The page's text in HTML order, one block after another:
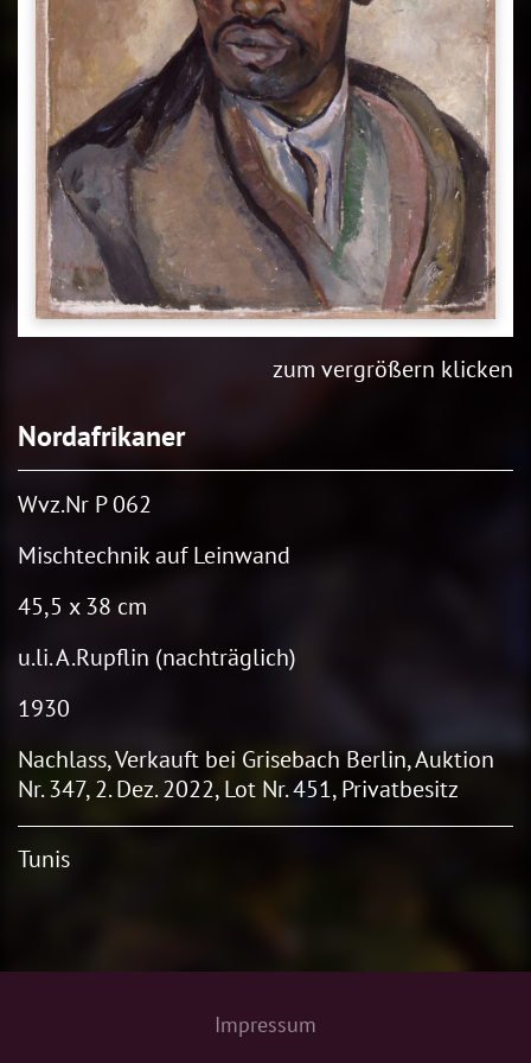
zum vergrößern klicken
Nordafrikaner
Wvz.Nr P 062
Mischtechnik auf Leinwand
45,5 x 38 cm
u.li. A.Rupflin (nachträglich)
1930
Nachlass, Verkauft bei Grisebach Berlin, Auktion
Nr. 347, 2. Dez. 2022, Lot Nr. 451, Privatbesitz
Tunis
Impressum